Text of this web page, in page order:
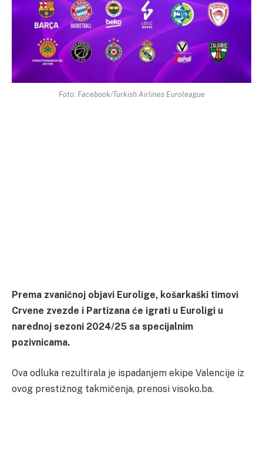
Foto: Facebook/Turkish Airlines Euroleague
Prema zvaničnoj objavi Eurolige, košarkaški timovi
Crvene zvezde i Partizana će igrati u Euroligi u
narednoj sezoni 2024/25 sa specijalnim
pozivnicama.
Ova odluka rezultirala je ispadanjem ekipe Valencije iz
ovog prestižnog takmičenja, prenosi visoko.ba.